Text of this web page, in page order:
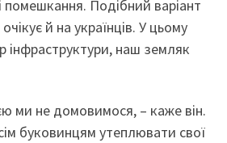
Подібний варіант
й на українців. У цьому
інфраструктури, наш земляк
ми не домовимося, – каже він.
буковинцям утеплювати свої